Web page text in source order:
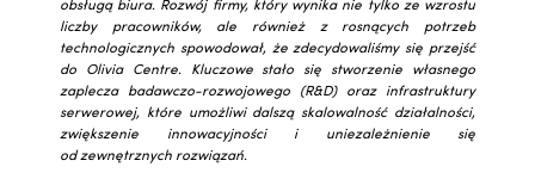
liczby pracowników, ale również z rosnących potrzeb
technologicznych spowodował, że zdecydowaliśmy się przejść
do Olivia Centre. Kluczowe stało się stworzenie własnego
zaplecza badawczo-rozwojowego (R&D) oraz infrastruktury
serwerowej, które umożliwi dalszą skalowalność działalności,
zwiększenie innowacyjności i uniezależnienie się
od zewnętrznych rozwiązań.